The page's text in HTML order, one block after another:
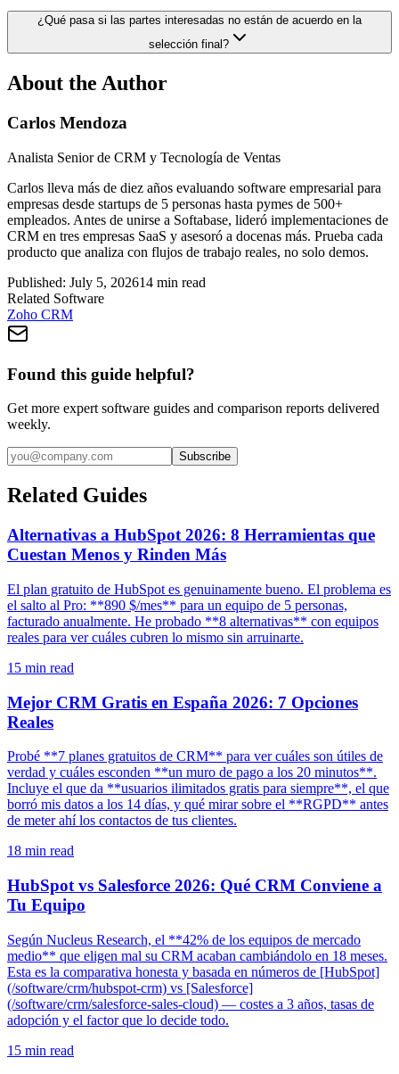
¿Qué pasa si las partes interesadas no están de acuerdo en la
selección final?
About the Author
Carlos Mendoza
Analista Senior de CRM y Tecnología de Ventas
Carlos lleva más de diez años evaluando software empresarial para
empresas desde startups de 5 personas hasta pymes de 500+
empleados. Antes de unirse a Softabase, lideró implementaciones de
CRM en tres empresas SaaS y asesoró a docenas más. Prueba cada
producto que analiza con flujos de trabajo reales, no solo demos.
Published: July 5, 202614 min read
Related Software
Zoho CRM
Found this guide helpful?
Get more expert software guides and comparison reports delivered
weekly.
Subscribe
Related Guides
Alternativas a HubSpot 2026: 8 Herramientas que
Cuestan Menos y Rinden Más
El plan gratuito de HubSpot es genuinamente bueno. El problema es
el salto al Pro: **890 $/mes** para un equipo de 5 personas,
facturado anualmente. He probado **8 alternativas** con equipos
reales para ver cuáles cubren lo mismo sin arruinarte.
15 min read
Mejor CRM Gratis en España 2026: 7 Opciones
Reales
Probé **7 planes gratuitos de CRM** para ver cuáles son útiles de
verdad y cuáles esconden **un muro de pago a los 20 minutos**.
Incluye el que da **usuarios ilimitados gratis para siempre**, el que
borró mis datos a los 14 días, y qué mirar sobre el **RGPD** antes
de meter ahí los contactos de tus clientes.
18 min read
HubSpot vs Salesforce 2026: Qué CRM Conviene a
Tu Equipo
Según Nucleus Research, el **42% de los equipos de mercado
medio** que eligen mal su CRM acaban cambiándolo en 18 meses.
Esta es la comparativa honesta y basada en números de [HubSpot]
(/software/crm/hubspot-crm) vs [Salesforce]
(/software/crm/salesforce-sales-cloud) — costes a 3 años, tasas de
adopción y el factor que lo decide todo.
15 min read